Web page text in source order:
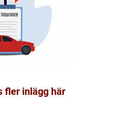
fler inlägg här